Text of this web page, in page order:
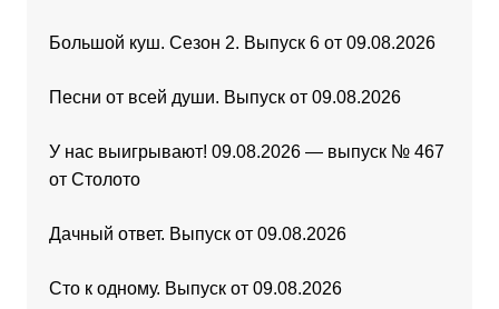
Большой куш. Сезон 2. Выпуск 6 от 09.08.2026
Песни от всей души. Выпуск от 09.08.2026
У нас выигрывают! 09.08.2026 — выпуск № 467
от Столото
Дачный ответ. Выпуск от 09.08.2026
Сто к одному. Выпуск от 09.08.2026